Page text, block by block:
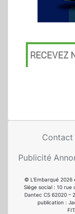
RECEVEZ
Contact
Publicité
© L'Embarqué 2026
Siège social : 10 rue
Dantec CS 62020 –
publication :